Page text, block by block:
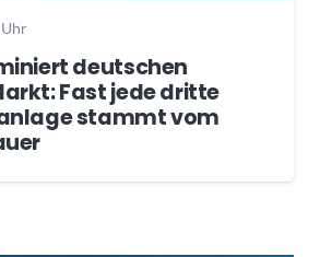
Uhr
deutschen
Fast jede dritte
stammt vom